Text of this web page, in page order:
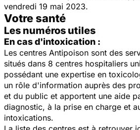
vendredi 19 mai 2023.
Votre santé
Les numéros utiles
En cas d'intoxication :
Les centres Antipoison sont des
situés dans 8 centres hospitaliers
possédant une expertise en
un rôle d'information auprès des
et du public et apportent une aide
diagnostic, à la prise en charge et
intoxications.